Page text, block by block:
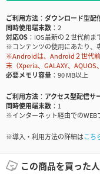
ご利用方法
ダウンロード型配
同時使用端末数
2
対応OS
iOS最新の２世代前
※コンテンツの使用にあたり、
※Androidは、Android２世代前
末（Xperia、GALAXY、
必要メモリ容量
90 MB以上
ご利用方法
アクセス型配信サ
同時使用端末数
1
※インターネット経由でのWEB
※導入・利用方法の詳細はこち
この商品を買った